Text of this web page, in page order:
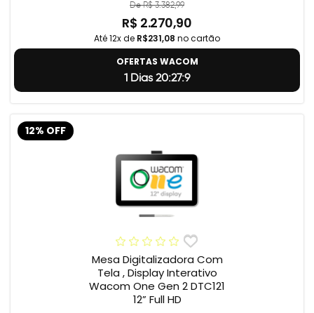
De R$ 3.382,99
R$ 2.270,90
Até 12x de R$231,08 no cartão
OFERTAS WACOM
1 Dias 20:27:8
12% OFF
Mesa Digitalizadora Com
Tela , Display Interativo
Wacom One Gen 2 DTC121
12” Full HD